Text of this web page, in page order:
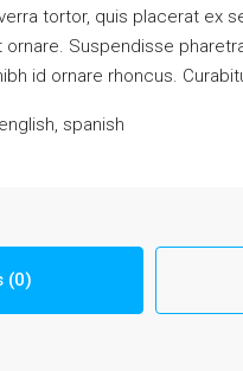
tortor, quis placerat ex
Suspendisse
id ornare rhoncus.
english, spanish
(0)